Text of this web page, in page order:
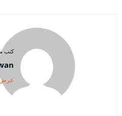
كتب
عرض